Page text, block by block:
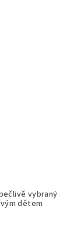
vybraný
dětem